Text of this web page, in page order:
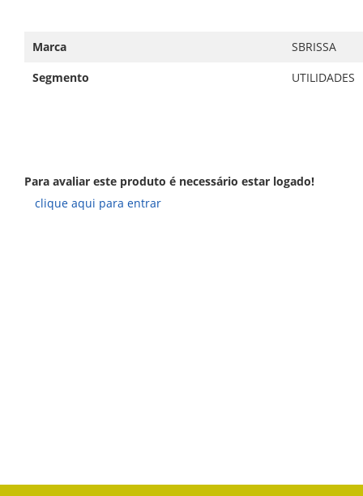
Marca
SBRISSA
Segmento
UTILIDADES
Para avaliar este produto é necessário estar logado!
clique aqui para entrar